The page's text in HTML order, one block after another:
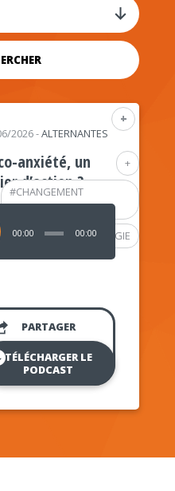
+
+
#CHANGEMENT
CLIMATIQUE
#PSYCHOLOGIE
2026-ALTERNANTES
anxiété, un
d’action ?
00:00 00:00
PARTAGER
TÉLÉCHARGER LE
PODCAST